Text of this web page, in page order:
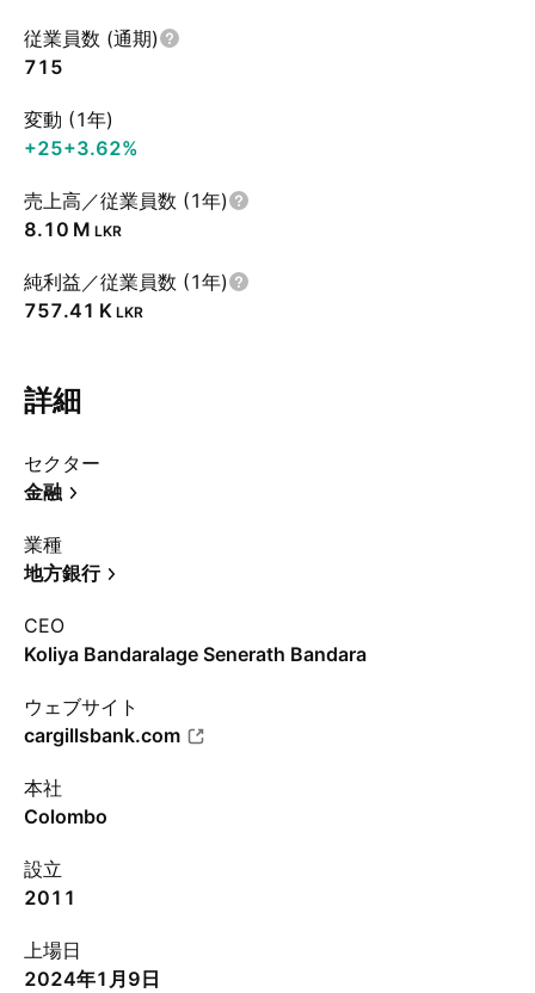
従業員数 (通期)
715
変動 (1年)
+25+3.62%
売上高／従業員数 (1年)
‪8.10 M‬ LKR
純利益／従業員数 (1年)
‪757.41 K‬ LKR
詳細
セクター
金融
業種
地方銀行
CEO
Koliya Bandaralage Senerath Bandara
ウェブサイト
cargillsbank.com
本社
Colombo
設立
2011
上場日
2024年1月9日